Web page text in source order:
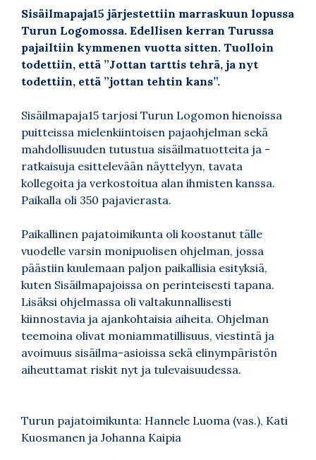
Sisäilmapaja15 järjestettiin marraskuun lopussa
Turun Logomossa. Edellisen kerran Turussa
pajailtiin kymmenen vuotta sitten. Tuolloin
todettiin, että ”Jottan tarttis tehrä, ja nyt
todettiin, että ”jottan tehtin kans”.
Sisäilmapaja15 tarjosi Turun Logomon hienoissa
puitteissa mielenkiintoisen pajaohjelman sekä
mahdollisuuden tutustua sisäilmatuotteita ja -
ratkaisuja esittelevään näyttelyyn, tavata
kollegoita ja verkostoitua alan ihmisten kanssa.
Paikalla oli 350 pajavierasta.
Paikallinen pajatoimikunta oli koostanut tälle
vuodelle varsin monipuolisen ohjelman, jossa
päästiin kuulemaan paljon paikallisia esityksiä,
kuten Sisäilmapajoissa on perinteisesti tapana.
Lisäksi ohjelmassa oli valtakunnallisesti
kiinnostavia ja ajankohtaisia aiheita. Ohjelman
teemoina olivat moniammatillisuus, viestintä ja
avoimuus sisäilma-asioissa sekä elinympäristön
aiheuttamat riskit nyt ja tulevaisuudessa.
Turun pajatoimikunta: Hannele Luoma (vas.), Kati
Kuosmanen ja Johanna Kaipia